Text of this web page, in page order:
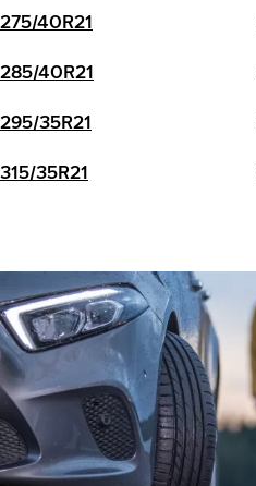
275/40R21
285/40R21
295/35R21
315/35R21